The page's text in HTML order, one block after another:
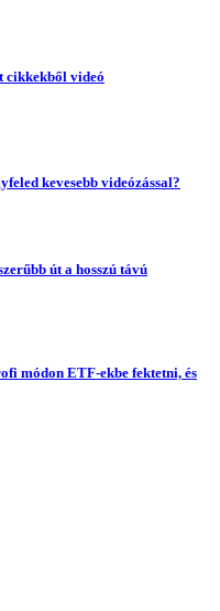
cikkekből videó
kevesebb videózással?
út a hosszú távú
módon ETF-ekbe fektetni, és